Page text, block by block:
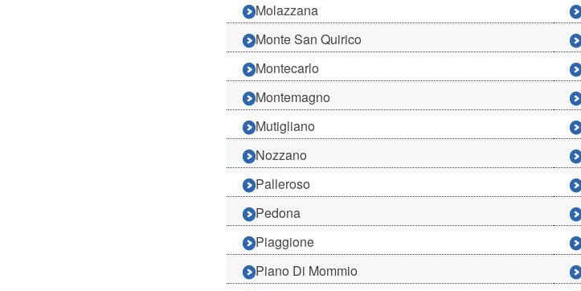
Molazzana
Monte San Quirico
Montecarlo
Montemagno
Mutigliano
Nozzano
Palleroso
Pedona
Piaggione
Piano Di Mommio